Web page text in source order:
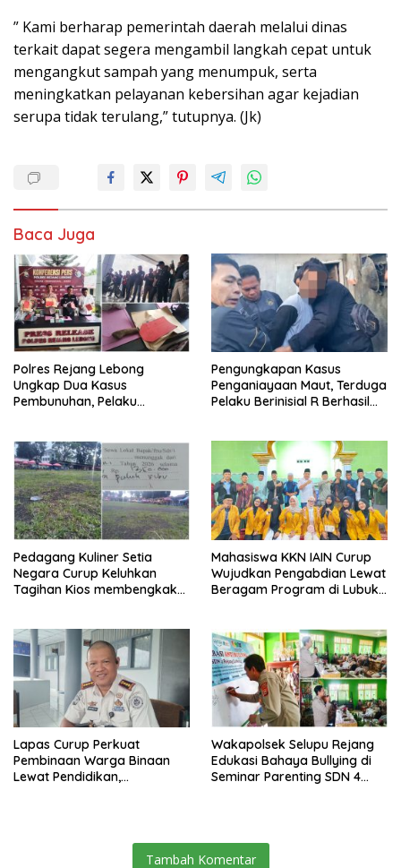
” Kami berharap pemerintah daerah melalui dinas
terkait dapat segera mengambil langkah cepat untuk
mengangkut sampah yang menumpuk, serta
meningkatkan pelayanan kebersihan agar kejadian
serupa tidak terulang,” tutupnya. (Jk)
Baca Juga
Polres Rejang Lebong
Ungkap Dua Kasus
Pembunuhan, Pelaku
Pengungkapan Kasus
Penganiayaan Maut, Terduga
Pelaku Berinisial R Berhasil
Pedagang Kuliner Setia
Negara Curup Keluhkan
Tagihan Kios membengkak
Mahasiswa KKN IAIN Curup
Wujudkan Pengabdian Lewat
Beragam Program di Lubuk
Lapas Curup Perkuat
Pembinaan Warga Binaan
Lewat Pendidikan,
Wakapolsek Selupu Rejang
Edukasi Bahaya Bullying di
Seminar Parenting SDN 4
Tambah Komentar